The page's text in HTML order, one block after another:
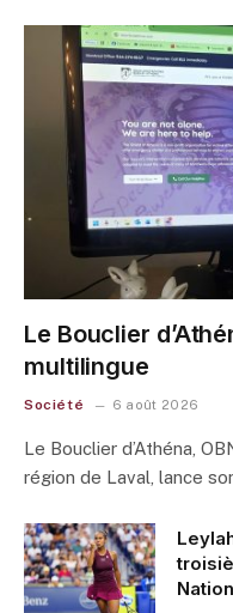
Le Bouclier
multilingue
Société 6 août 2026
Le Bouclier d’Athéna,
région de Laval, lance